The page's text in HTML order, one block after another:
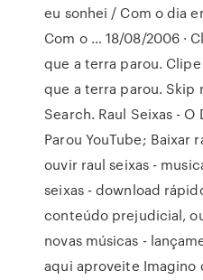
eu sonhei / Com o dia
Com o … 18/08/2006 ·
que a terra parou.
que a terra parou. Skip
Search. Raul Seixas - O
Parou YouTube; Baixar
ouvir raul seixas -
seixas - download
conteúdo prejudicial,
novas músicas -
aqui aproveite Imagino